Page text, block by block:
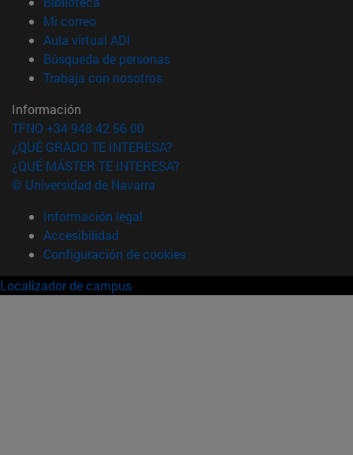
Mi correo(abre en nueva ventana)
Aula virtual ADI
Búsqueda de personas(abre en nueva ventana)
Trabaja con nosotros(abre en nueva ventana)
Información
TFNO +34 948 42 56 00
¿QUÉ GRADO TE INTERESA?
¿QUÉ MÁSTER TE INTERESA?
© Universidad de Navarra
Información legal
Accesibilidad
Configuración de cookies
Localizador de campus